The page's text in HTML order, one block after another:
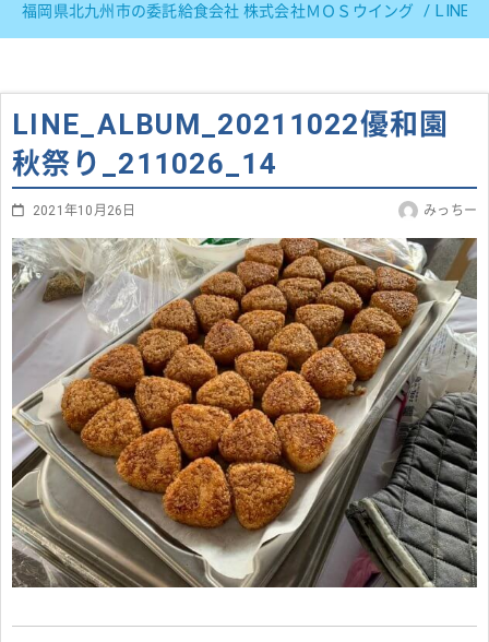
福岡県北九州市の委託給食会社 株式会社ＭＯＳウイング
LINE_ALBUM_20211022優和園
秋祭り_211026_14
2021年10月26日 みっちー